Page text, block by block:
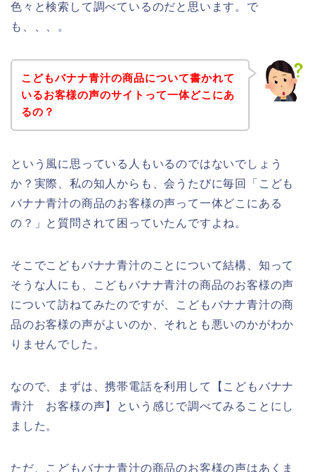
色々と検索して調べているのだと思います。で
も、、、。
こどもバナナ青汁の商品について書かれて
いるお客様の声のサイトって一体どこにあ
るの？
という風に思っている人もいるのではないでしょう
か？実際、私の知人からも、会うたびに毎回「こども
バナナ青汁の商品のお客様の声って一体どこにある
の？」と質問されて困っていたんですよね。
そこでこどもバナナ青汁のことについて結構、知って
そうな人にも、こどもバナナ青汁の商品のお客様の声
について訪ねてみたのですが、こどもバナナ青汁の商
品のお客様の声がよいのか、それとも悪いのかがわか
りませんでした。
なので、まずは、携帯電話を利用して【こどもバナナ
青汁 お客様の声】という感じで調べてみることにし
ました。
ただ、こどもバナナ青汁の商品のお客様の声はあくま